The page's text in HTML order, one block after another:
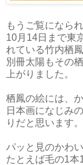
もうご覧になら
10月14日まで東
れている竹内栖鳳
別冊太陽もその
上がりました。
栖鳳の絵には、
日本画になじみ
りだと思います。
パッと見のかわ
たとえば毛の1本